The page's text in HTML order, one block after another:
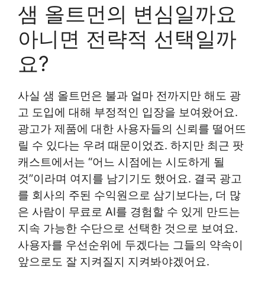
샘 올트먼의 변심일까요
아니면 전략적 선택일까
요?
사실 샘 올트먼은 불과 얼마 전까지만 해도 광
고 도입에 대해 부정적인 입장을 보여왔어요.
광고가 제품에 대한 사용자들의 신뢰를 떨어뜨
릴 수 있다는 우려 때문이었죠. 하지만 최근 팟
캐스트에서는 “어느 시점에는 시도하게 될
것”이라며 여지를 남기기도 했어요. 결국 광고
를 회사의 주된 수익원으로 삼기보다는, 더 많
은 사람이 무료로 AI를 경험할 수 있게 만드는
지속 가능한 수단으로 선택한 것으로 보여요.
사용자를 우선순위에 두겠다는 그들의 약속이
앞으로도 잘 지켜질지 지켜봐야겠어요.